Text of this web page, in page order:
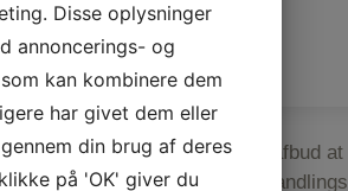
og derfor er det vigtigt ved afbud at
koster det 50% af behandlings
Disse oplysninger
annoncerings- og
kan kombinere dem
har givet dem eller
din brug af deres
på 'OK' giver du